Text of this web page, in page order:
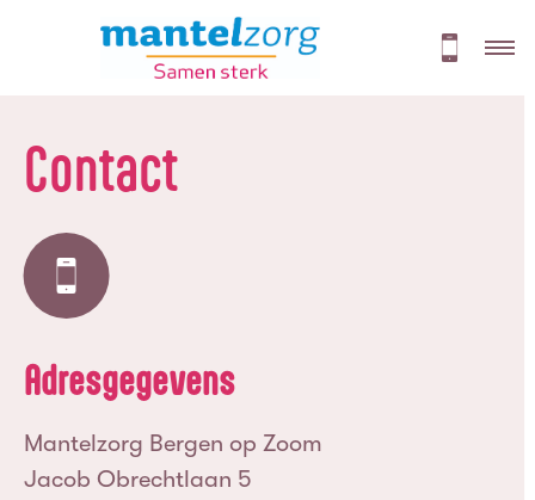
Contact
Adresgegevens
Mantelzorg Bergen op Zoom
Jacob Obrechtlaan 5